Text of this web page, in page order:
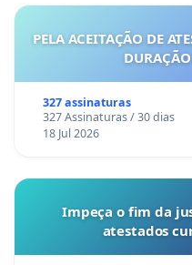
PELA ACEITAÇÃO DE
327 assinaturas
327 Assinaturas / 30 dias
18 Jul 2026
Impeça o fim da
atestados